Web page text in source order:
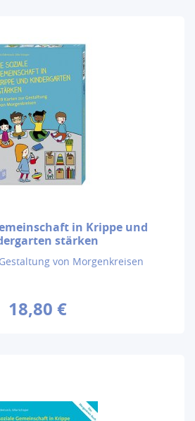
in Krippe und
stärken
von Morgenkreisen
18,80 €